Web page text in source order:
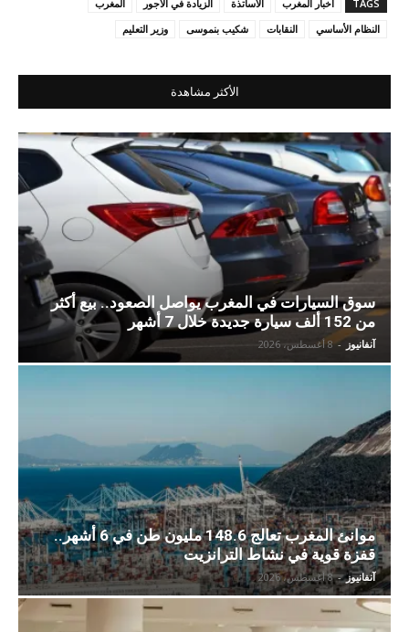
TAGS أخبار المغرب الأساتذة الزيادة في الأجور
المغرب
النظام الأساسي
النقابات شكيب بنموسى وزير التعليم
الأكثر مشاهدة
سوق السيارات في المغرب يواصل الصعود.. بيع أكثر
من 152 ألف سيارة جديدة خلال 7 أشهر
آنفانيوز - 8 أغسطس، 2026
موانئ المغرب تعالج 148.6 مليون طن في 6 أشهر..
قفزة قوية في نشاط الترانزيت
آنفانيوز - 8 أغسطس، 2026